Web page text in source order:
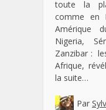
toute la
comme en
Amérique
Nigeria,
Zanzibar :
Afrique,
la suite…
Par